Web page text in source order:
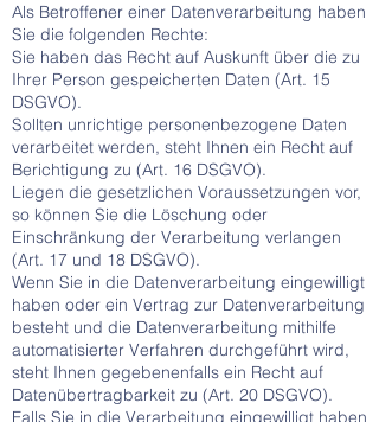
Als Betroffener einer Datenverarbeitung haben
Sie die folgenden Rechte:
Sie haben das Recht auf Auskunft über die zu
Ihrer Person gespeicherten Daten (Art. 15
DSGVO).
Sollten unrichtige personenbezogene Daten
verarbeitet werden, steht Ihnen ein Recht auf
Berichtigung zu (Art. 16 DSGVO).
Liegen die gesetzlichen Voraussetzungen vor,
so können Sie die Löschung oder
Einschränkung der Verarbeitung verlangen
(Art. 17 und 18 DSGVO).
Wenn Sie in die Datenverarbeitung eingewilligt
haben oder ein Vertrag zur Datenverarbeitung
besteht und die Datenverarbeitung mithilfe
automatisierter Verfahren durchgeführt wird,
steht Ihnen gegebenenfalls ein Recht auf
Datenübertragbarkeit zu (Art. 20 DSGVO).
Falls Sie in die Verarbeitung eingewilligt haben